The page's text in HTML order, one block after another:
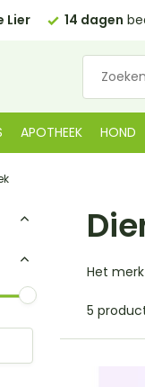
Lier 14 dagen
APOTHEEK HOND
Het
5